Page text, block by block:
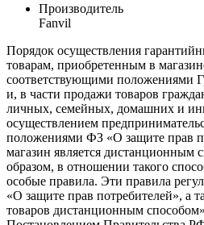
Производитель
Fanvil
Порядок осуществления
товарам, приобретенным в
соответствующими положениями
и, в части продажи товаров
личных, семейных, домашних и
осуществлением
положениями ФЗ «О защите прав
магазин является дистанционным
образом, в отношении такого
особые правила. Эти правила
«О защите прав потребителей», а
товаров дистанционным